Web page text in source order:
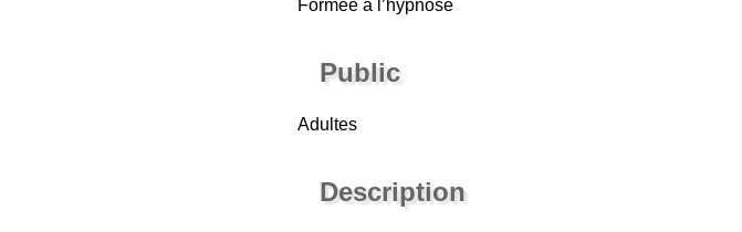
Formée à l’hypnose
Public
Adultes
Description